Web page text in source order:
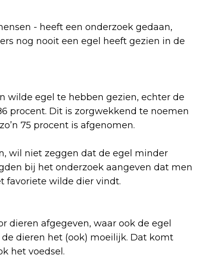
- heeft een onderzoek gedaan,
nog nooit een egel heeft gezien in de
wilde egel te hebben gezien, echter de
procent. Dit is zorgwekkend te noemen
75 procent is afgenomen.
wil niet zeggen dat de egel minder
bij het onderzoek aangeven dat men
favoriete wilde dier vindt.
dieren afgegeven, waar ook de egel
dieren het (ook) moeilijk. Dat komt
het voedsel.